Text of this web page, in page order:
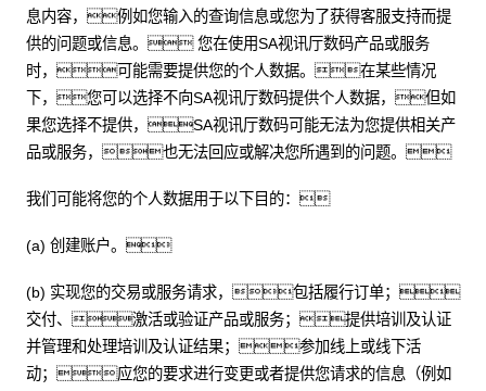
息内容，例如您输入的查询信息或您为了获得客服支持而提
供的问题或信息。 您在使用SA视讯厅数码产品或服务
时，可能需要提供您的个人数据。在某些情况
下，您可以选择不向SA视讯厅数码提供个人数据，但如
果您选择不提供，SA视讯厅数码可能无法为您提供相关产
品或服务，也无法回应或解决您所遇到的问题。
我们可能将您的个人数据用于以下目的：
(a) 创建账户。
(b) 实现您的交易或服务请求，包括履行订单；
交付、激活或验证产品或服务；提供培训及认证
并管理和处理培训及认证结果；参加线上或线下活
动；应您的要求进行变更或者提供您请求的信息（例如